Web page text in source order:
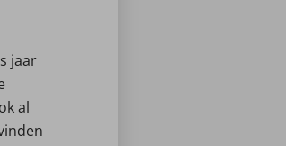
jaar
al